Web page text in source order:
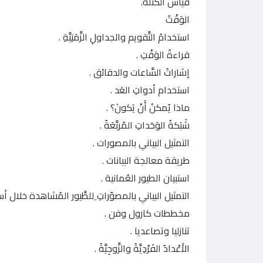
الوَقْتُ
استخدامُ التَّقويم والجداولِ الزَّمَنِيَّةِ .
قراءةُ الوَقْتِ .
إشاراتُ السَّاعات والدقائق .
استخدام أدواتِ العَد .
ماذا يُمكنُ أَنْ يَكونَ؟ .
شَبَكةُ الوَحَداتِ المُربَّعَةُ .
التمثيل البياني بالمصورات .
طريقة معالجة البيانات .
استبيان الطيور العُمانية .
التمثيل البياني بالمصوّراتِ ِللطَّيور المُشاهدة خلال
مخططات كارول وفن .
تنازليا وتصاعديا .
الأَعْدادُ الفَرْدِيَّةُ والزَّوجِيَّةُ .